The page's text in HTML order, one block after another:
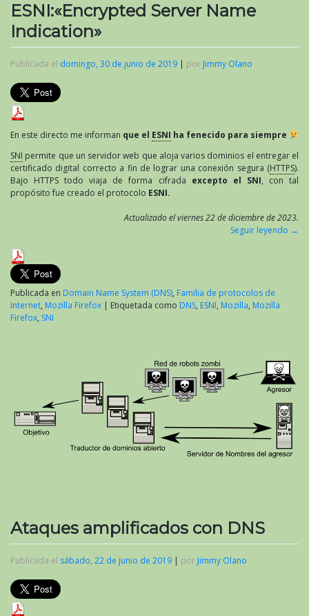
ESNI:«Encrypted Server Name
Indication»
Publicada el domingo, 30 de junio de 2019 | por Jimmy Olano
En este directo me informan que el ESNI ha fenecido para siempre
SNI permite que un servidor web que aloja varios dominios el entregar el
certificado digital correcto a fin de lograr una conexión segura (HTTPS).
Bajo HTTPS todo viaja de forma cifrada excepto el SNI, con tal
propósito fue creado el protocolo ESNI.
Actualizado el viernes 22 de diciembre de 2023.
Seguir leyendo →
Publicada en Domain Name System (DNS), Familia de protocolos de
Internet, Mozilla Firefox | Etiquetada como DNS, ESNI, Mozilla, Mozilla
Firefox, SNI
Ataques amplificados con DNS
Publicada el sábado, 22 de junio de 2019 | por Jimmy Olano